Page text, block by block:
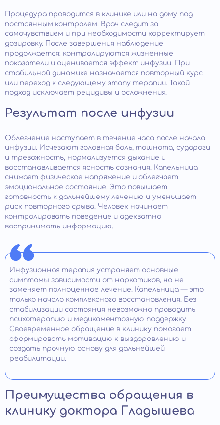
Процедура проводится в клинике или на дому под
постоянным контролем. Врач следит за
самочувствием и при необходимости корректирует
дозировку. После завершения наблюдение
продолжается: контролируются жизненные
показатели и оценивается эффект инфузии. При
стабильной динамике назначается повторный курс
или переход к следующему этапу терапии. Такой
подход исключает рецидивы и осложнения.
Результат после инфузии
Облегчение наступает в течение часа после начала
инфузии. Исчезают головная боль, тошнота, судороги
и тревожность, нормализуется дыхание и
восстанавливается ясность сознания. Капельница
снижает физическое напряжение и облегчает
эмоциональное состояние. Это повышает
готовность к дальнейшему лечению и уменьшает
риск повторного срыва. Человек начинает
контролировать поведение и адекватно
воспринимать информацию.
Инфузионная терапия устраняет основные
симптомы зависимости от наркотиков, но не
заменяет полноценное лечение. Капельница — это
только начало комплексного восстановления. Без
стабилизации состояния невозможно проводить
психотерапию и медикаментозную поддержку.
Своевременное обращение в клинику помогает
сформировать мотивацию к выздоровлению и
создать прочную основу для дальнейшей
реабилитации.
Преимущества обращения в
клинику доктора Гладышева